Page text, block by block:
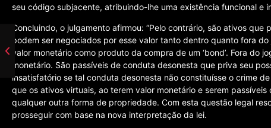
seu código subjacente, atribuindo-lhe uma existência funcional e
Concluindo, o julgamento afirmou: “Pelo contrário, são ativos
podem ser negociados por esse valor tanto dentro quanto fora
valor monetário como produto da compra de um ‘bond’. Fora do
monetário. São passíveis de conduta desonesta que priva seu
insatisfatório se tal conduta desonesta não constituísse o crime
que os ativos virtuais, ao terem valor monetário e serem
qualquer outra forma de propriedade. Com esta questão legal
prosseguir com base na nova interpretação da lei.